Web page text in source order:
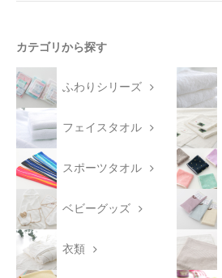
カテゴリから探す
ふわりシリーズ
フェイスタオル
スポーツタオル
ベビーグッズ
衣類